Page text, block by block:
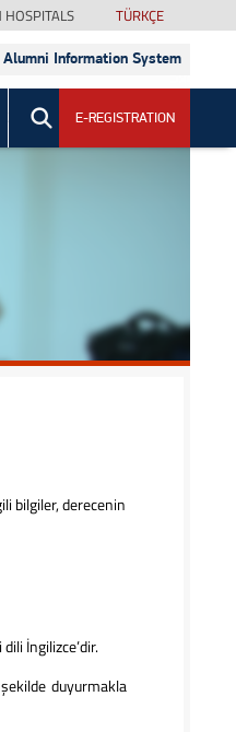
HOSPITALS TÜRKÇE
Alumni Information System
E-REGISTRATION
bilgiler, derecenin
İngilizce’dir.
duyurmakla